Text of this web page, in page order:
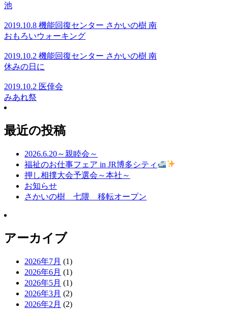
池
2019.10.8 機能回復センター さかいの樹 南
おもろいウォーキング
2019.10.2 機能回復センター さかいの樹 南
休みの日に
2019.10.2 医倖会
みあれ祭
最近の投稿
2026.6.20～親睦会～
福祉のお仕事フェア in JR博多シティ
押し相撲大会予選会～本社～
お知らせ
さかいの樹 七隈 移転オープン
アーカイブ
2026年7月 (1)
2026年6月 (1)
2026年5月 (1)
2026年3月 (2)
2026年2月 (2)